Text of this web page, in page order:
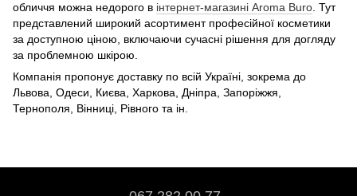
обличчя можна недорого в інтернет-магазині Aroma Buro. Тут
представлений широкий асортимент професійної косметики
за доступною ціною, включаючи сучасні рішення для догляду
за проблемною шкірою.
Компанія пропонує доставку по всій Україні, зокрема до
Львова, Одеси, Києва, Харкова, Дніпра, Запоріжжя,
Тернополя, Вінниці, Рівного та ін.